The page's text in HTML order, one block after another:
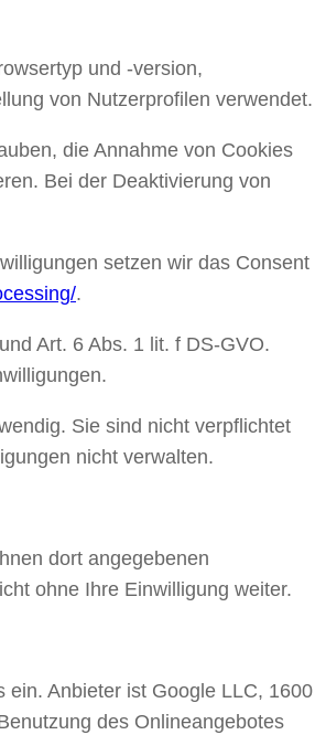
und -version,
von Nutzerprofilen verwendet.
die Annahme von Cookies
Bei der Deaktivierung von
setzen wir das Consent
.
Art. 6 Abs. 1 lit. f DS-GVO.
Sie sind nicht verpflichtet
nicht verwalten.
dort angegebenen
ohne Ihre Einwilligung weiter.
Anbieter ist Google LLC, 1600
des Onlineangebotes